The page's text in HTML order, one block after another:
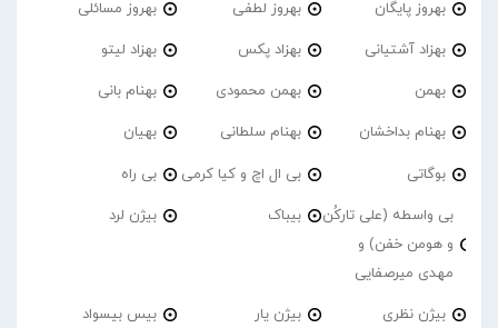
بهروز پایگان بهروز لطفی بهروز مسائلی
بهزاد آشتیانی بهزاد پکس بهزاد لیتو
بهمن بهمن محمودی بهنام بانی
بهنام بداخشان بهنام سلطانی بهیان
بوگاتی بی ال اچ و کیا کرمی بی راه
بی واسطه (علی تارکُن
و هومن خفن) و
مهدی میرصفایی
بیباک بیژن لرد
بیژن نظری بیژن یار بیس بیسواد